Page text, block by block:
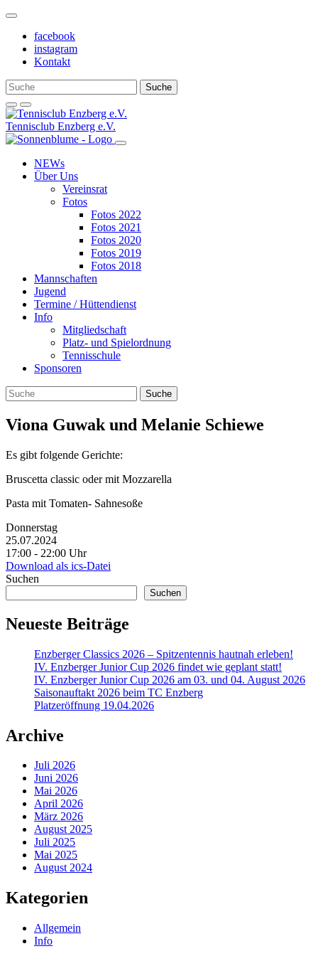
Weiter
Inhalt
facebook
instagram
Kontakt
Tennisclub Enzberg e.V.
NEWs
Über Uns
Vereinsrat
Fotos
Fotos 2022
Fotos 2021
Fotos 2020
Fotos 2019
Fotos 2018
Mannschaften
Jugend
Termine / Hüttendienst
Info
Mitgliedschaft
Platz- und Spielordnung
Tennisschule
Sponsoren
Viona Guwak und Melanie Schiewe
Es gibt folgende Gerichte:
Bruscetta classic oder mit Mozzarella
Pasta mit Tomaten- Sahnesoße
Donnerstag
25.07.2024
17:00 ‐ 22:00 Uhr
Download als ics-Datei
Suchen
Suchen
Neueste Beiträge
Enzberger Classics 2026 – Spitzentennis hautnah erleben!
IV. Enzberger Junior Cup 2026 findet wie geplant statt!
IV. Enzberger Junior Cup 2026 am 03. und 04. August 2026
Saisonauftakt 2026 beim TC Enzberg
Platzeröffnung 19.04.2026
Archive
Juli 2026
Juni 2026
Mai 2026
April 2026
März 2026
August 2025
Juli 2025
Mai 2025
August 2024
Kategorien
Allgemein
Info